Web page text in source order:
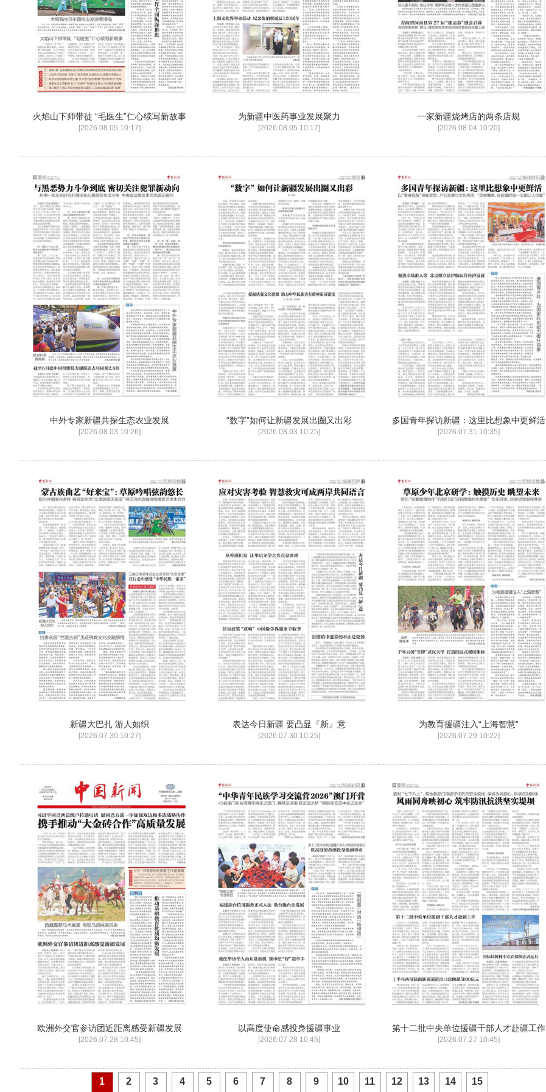
火焰山下师带徒 “毛医生”仁心续写新故事
[2026.08.05 10:17]
为新疆中医药事业发展聚力
[2026.08.05 10:17]
一家新疆烧烤店的两条店规
[2026.08.04 10:20]
中外专家新疆共探生态农业发展
[2026.08.03 10:26]
“数字”如何让新疆发展出圈又出彩
[2026.08.03 10:25]
多国青年探访新疆：这里比想象中更鲜活
[2026.07.31 10:35]
新疆大巴扎 游人如织
[2026.07.30 10:27]
表达今日新疆 要凸显『新』意
[2026.07.30 10:25]
为教育援疆注入“上海智慧”
[2026.07.29 10:22]
欧洲外交官参访团近距离感受新疆发展
[2026.07.28 10:45]
以高度使命感投身援疆事业
[2026.07.28 10:45]
第十二批中央单位援疆干部人才赴疆工作
[2026.07.27 10:45]
1 2 3 4 5 6 7 8 9 10 11 12 13 14 15
香港新疆青少年 共品文化魅力 十访新疆 外国博主“新发现”让西方沉默